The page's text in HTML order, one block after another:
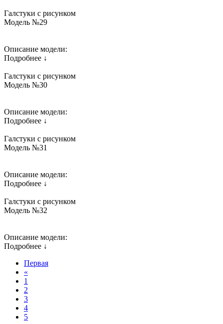
Галстуки с рисунком
Модель №29
Описание модели:
Подробнее ↓
Галстуки с рисунком
Модель №30
Описание модели:
Подробнее ↓
Галстуки с рисунком
Модель №31
Описание модели:
Подробнее ↓
Галстуки с рисунком
Модель №32
Описание модели:
Подробнее ↓
Первая
«
1
2
3
4
5